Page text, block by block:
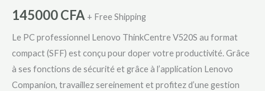
145000CFA + Free Shipping
Le PC professionnel Lenovo ThinkCentre V520S au format
compact (SFF) est conçu pour doper votre productivité. Grâce
à ses fonctions de sécurité et grâce à l’application Lenovo
Companion, travaillez sereinement et profitez d’une gestion